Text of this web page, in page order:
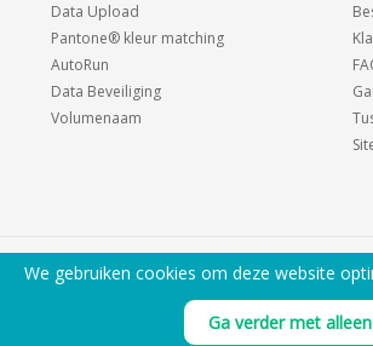
Data Upload
Pantone® kleur matching
AutoRun
Data Beveiliging
Volumenaam
We gebruiken cookies om deze website
Ga verder met